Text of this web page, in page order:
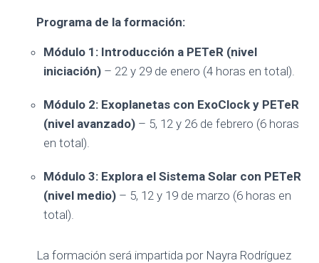
Programa de la formación:
Módulo 1: Introducción a PETeR (nivel
iniciación)– 22 y 29 de enero (4 horas en total).
Módulo 2: Exoplanetas con ExoClock y PETeR
(nivel avanzado)– 5, 12 y 26 de febrero (6 horas
en total).
Módulo 3: Explora el Sistema Solar con PETeR
(nivel medio)– 5, 12 y 19 de marzo (6 horas en
total).
La formación será impartida por Nayra Rodríguez